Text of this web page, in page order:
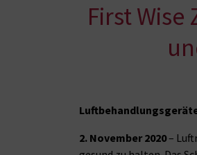
First
2. November 2020–